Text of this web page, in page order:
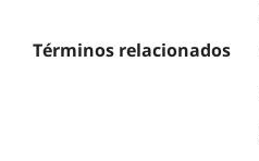
Términos relacionados